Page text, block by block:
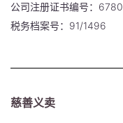
公司注册证书编号：
税务档案号：91/1496
慈善义卖